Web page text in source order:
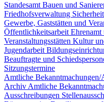
Standesamt Bauen und
Friedhofsverwaltung
Gewerbe, Gaststätten und
Öffentlichkeitsarbeit Ehrenamt
Veranstaltungsstätten Kultur
Jugendarbeit
Beauftragte und
Sitzungstermine
Amtliche Bekanntmachungen/
Archiv Amtliche
Ausschreibungen